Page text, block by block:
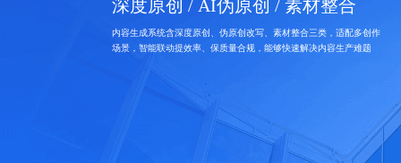
深度原创 / AI伪原创 / 素材整合
内容生成系统含深度原创、伪原创改写、素材整合三类，适配多创作
场景，智能联动提效率、保质量合规，能够快速解决内容生产难题